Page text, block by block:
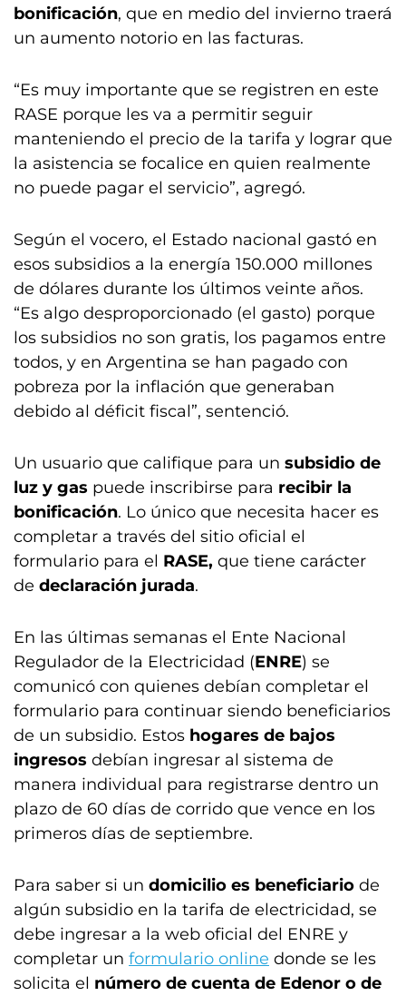
bonificación, que en medio del invierno traerá
un aumento notorio en las facturas.
“Es muy importante que se registren en este
RASE porque les va a permitir seguir
manteniendo el precio de la tarifa y lograr que
la asistencia se focalice en quien realmente
no puede pagar el servicio”, agregó.
Según el vocero, el Estado nacional gastó en
esos subsidios a la energía 150.000 millones
de dólares durante los últimos veinte años.
“Es algo desproporcionado (el gasto) porque
los subsidios no son gratis, los pagamos entre
todos, y en Argentina se han pagado con
pobreza por la inflación que generaban
debido al déficit fiscal”, sentenció.
Un usuario que califique para un subsidio de
luz y gas puede inscribirse para recibir la
bonificación. Lo único que necesita hacer es
completar a través del sitio oficial el
formulario para el RASE, que tiene carácter
de declaración jurada.
En las últimas semanas el Ente Nacional
Regulador de la Electricidad (ENRE) se
comunicó con quienes debían completar el
formulario para continuar siendo beneficiarios
de un subsidio. Estos hogares de bajos
ingresos debían ingresar al sistema de
manera individual para registrarse dentro un
plazo de 60 días de corrido que vence en los
primeros días de septiembre.
Para saber si un domicilio es beneficiario de
algún subsidio en la tarifa de electricidad, se
debe ingresar a la web oficial del ENRE y
completar un formulario online donde se les
solicita el número de cuenta de Edenor o de